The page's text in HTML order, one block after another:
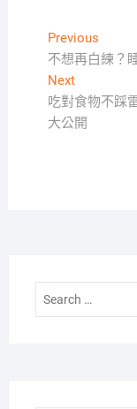
文
章
導
覽
Previous
post:
不想再白練？
NextNext
post:
吃對食物不踩
大公開